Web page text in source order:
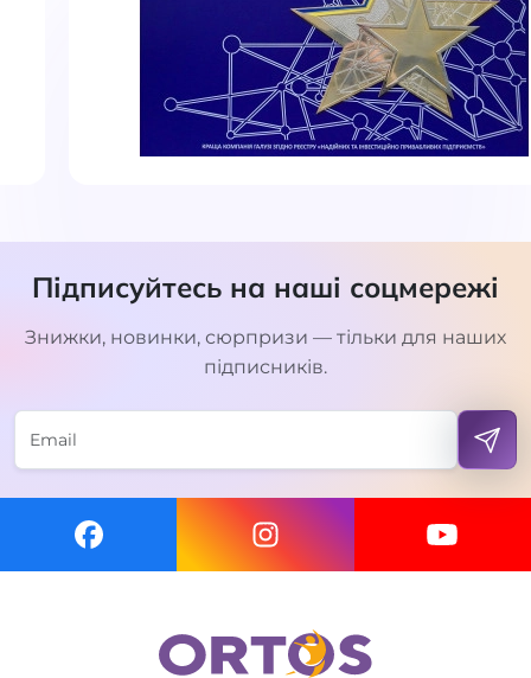
Підписуйтесь на наші соцмережі
Знижки, новинки, сюрпризи — тільки для наших
підписників.